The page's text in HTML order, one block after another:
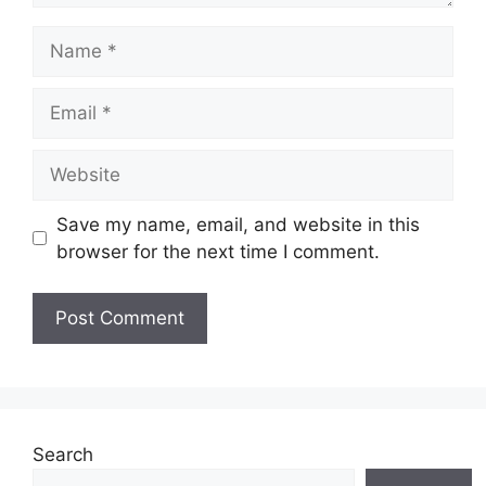
Save my name, email, and website in this
browser for the next time I comment.
Search